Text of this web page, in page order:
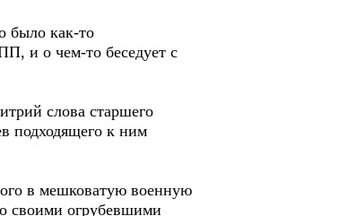
было как-то
и о чем-то беседует с
слова старшего
подходящего к ним
в мешковатую военную
своими огрубевшими